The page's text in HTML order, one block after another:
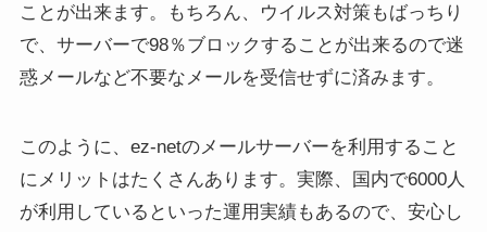
ことが出来ます。もちろん、ウイルス対策もばっちり
で、サーバーで98％ブロックすることが出来るので迷
惑メールなど不要なメールを受信せずに済みます。
このように、ez-netのメールサーバーを利用すること
にメリットはたくさんあります。実際、国内で6000人
が利用しているといった運用実績もあるので、安心し